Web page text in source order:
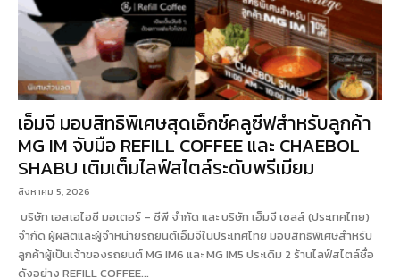
เอ็มจี มอบสิทธิพิเศษสุดเอ็กซ์คลูซีฟสำหรับลูกค้า
MG IM จับมือ REFILL COFFEE และ CHAEBOL
SHABU เติมเต็มไลฟ์สไตล์ระดับพรีเมียม
สิงหาคม 5, 2026
บริษัท เอสเอไอซี มอเตอร์ – ซีพี จำกัด และ บริษัท เอ็มจี เซลส์ (ประเทศไทย)
จำกัด ผู้ผลิตและผู้จำหน่ายรถยนต์เอ็มจีในประเทศไทย มอบสิทธิพิเศษสำหรับ
ลูกค้าผู้เป็นเจ้าของรถยนต์ MG IM6 และ MG IM5 ประเดิม 2 ร้านไลฟ์สไตล์ชื่อ
ดังอย่าง REFILL COFFEE...